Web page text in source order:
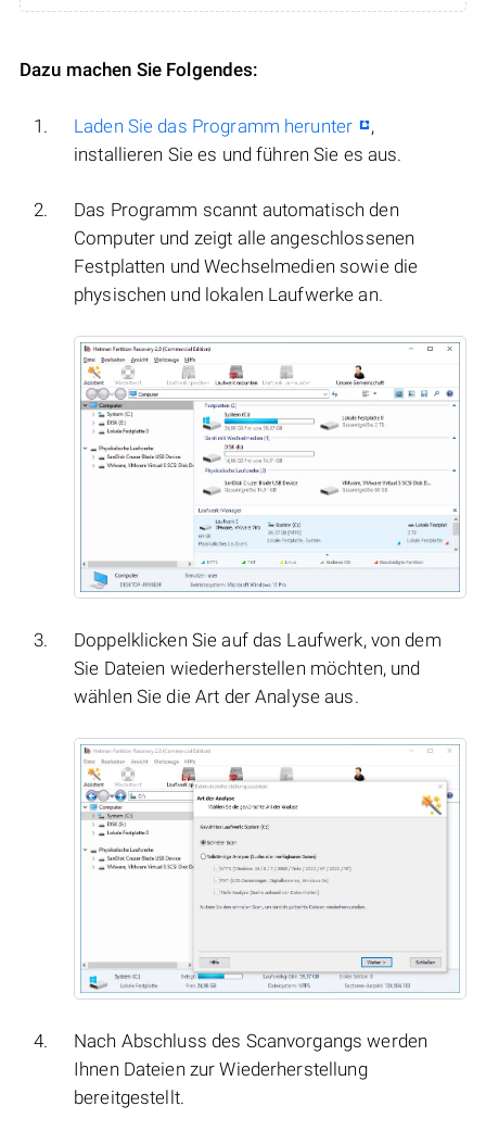
Dazu machen Sie Folgendes:
Laden Sie das Programm herunter
,
installieren Sie es und führen Sie es aus.
Das Programm scannt automatisch den
Computer und zeigt alle angeschlossenen
Festplatten und Wechselmedien sowie die
physischen und lokalen Laufwerke an.
Doppelklicken Sie auf das Laufwerk, von dem
Sie Dateien wiederherstellen möchten, und
wählen Sie die Art der Analyse aus.
Nach Abschluss des Scanvorgangs werden
Ihnen Dateien zur Wiederherstellung
bereitgestellt.